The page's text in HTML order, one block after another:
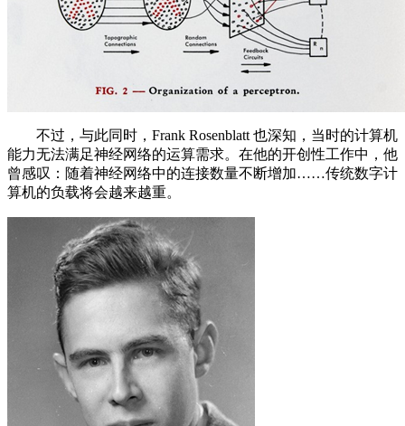
不过，与此同时，Frank Rosenblatt 也深知，当时的计算机
能力无法满足神经网络的运算需求。在他的开创性工作中，他
曾感叹：随着神经网络中的连接数量不断增加……传统数字计
算机的负载将会越来越重。